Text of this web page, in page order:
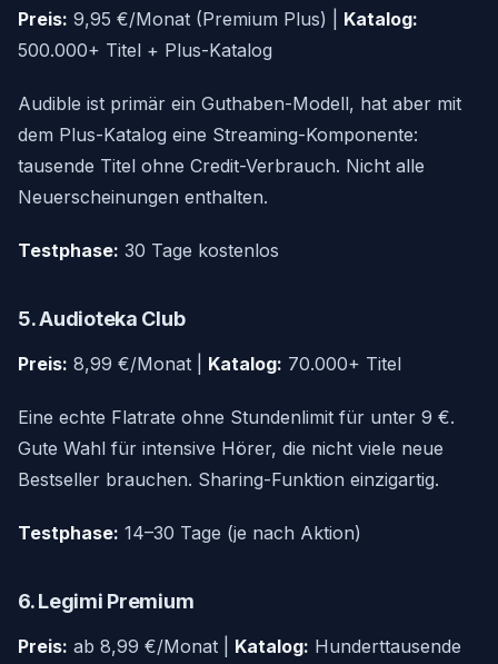
Preis: 9,95 €/Monat (Premium Plus) | Katalog:
500.000+ Titel + Plus-Katalog
Audible ist primär ein Guthaben-Modell, hat aber mit
dem Plus-Katalog eine Streaming-Komponente:
tausende Titel ohne Credit-Verbrauch. Nicht alle
Neuerscheinungen enthalten.
Testphase: 30 Tage kostenlos
5. Audioteka Club
Preis: 8,99 €/Monat | Katalog: 70.000+ Titel
Eine echte Flatrate ohne Stundenlimit für unter 9 €.
Gute Wahl für intensive Hörer, die nicht viele neue
Bestseller brauchen. Sharing-Funktion einzigartig.
Testphase: 14–30 Tage (je nach Aktion)
6. Legimi Premium
Preis: ab 8,99 €/Monat | Katalog: Hunderttausende